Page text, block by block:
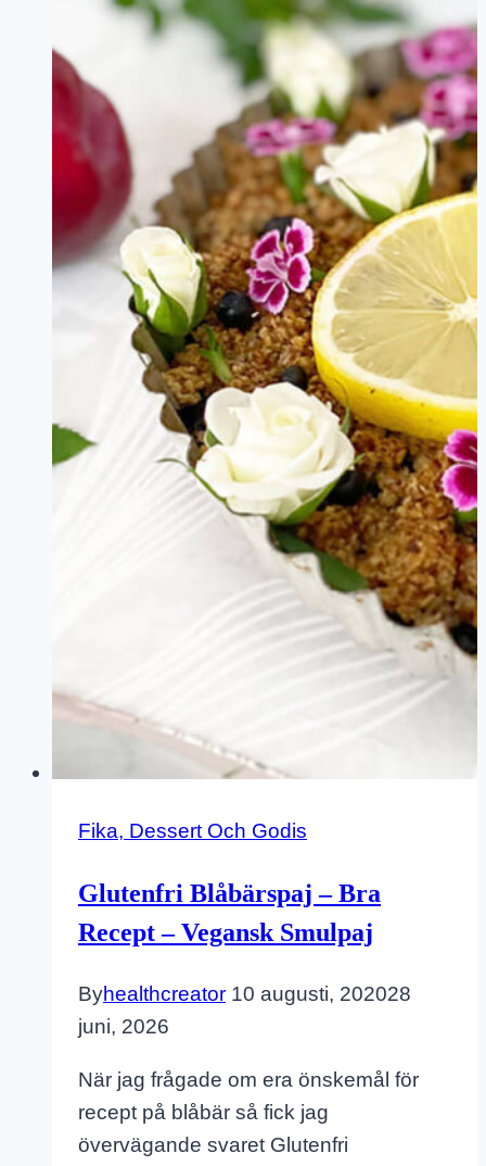
Fika, Dessert Och Godis
Glutenfri Blåbärspaj – Bra
Recept – Vegansk Smulpaj
Byhealthcreator 10 augusti, 202028
juni, 2026
När jag frågade om era önskemål för
recept på blåbär så fick jag
övervägande svaret Glutenfri